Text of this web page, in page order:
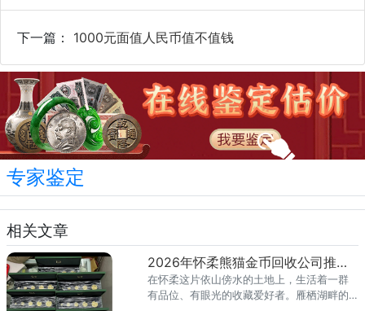
下一篇： 1000元面值人民币值不值钱
专家鉴定
相关文章
2026年怀柔熊猫金币回收公司推荐 怀柔回收熊猫金币渠道
在怀柔这片依山傍水的土地上，生活着一群
有品位、有眼光的收藏爱好者。雁栖湖畔的